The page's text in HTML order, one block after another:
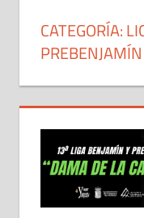
CATEGORÍA: